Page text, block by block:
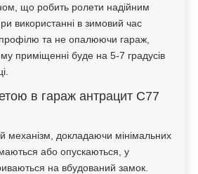
що робить ролети надійним
використанні в зимовий час
профілю та не опалюючи гараж,
приміщенні буде на 5-7 градусів
в гараж антрацит С77
механізм, докладаючи мінімальних
або опускаються, у
на вбудований замок.